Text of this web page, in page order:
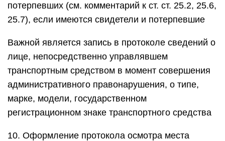
потерпевших (см. комментарий к ст. ст. 25.2, 25.6,
25.7), если имеются свидетели и потерпевшие
Важной является запись в протоколе сведений о
лице, непосредственно управлявшем
транспортным средством в момент совершения
административного правонарушения, о типе,
марке, модели, государственном
регистрационном знаке транспортного средства
10. Оформление протокола осмотра места